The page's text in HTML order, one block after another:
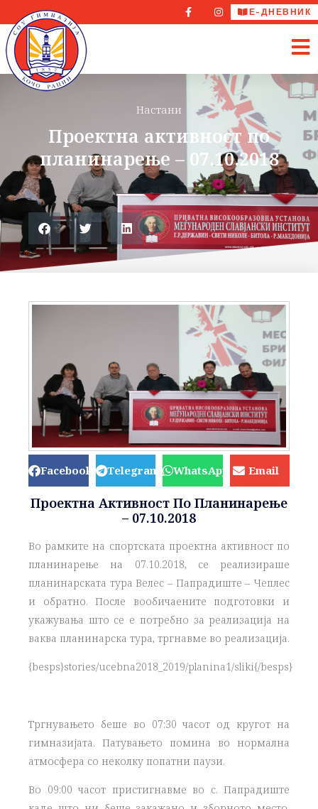
Е-ДНЕВНИК
Настани
Проектна активност по
планинарење – 07.10.2018
Facebook Telegram WhatsApp Email
Проектна Активност По Планинарење
– 07.10.2018
Во рамките на спортската проектна активност по
планинарење на 07.10.2018, се реализираше
планинарската тура Велес – Папрадиште – Чеплес
и обратно. После вообичаените подготовки и
укажувања што се е потребно за реализација на
ваква планинарска тура, тргнавме во реализација.
{besps}stories/ucebna2018_2019/planina1/sliki{/besps}
Тргнувањето беше во 07:30 часот од кругот на
гимназијата. Патувањето помина во нормална
атмосфера со неколку попатни паузи.
Во 09:00 часот пристигнавме во с. Папрадиште